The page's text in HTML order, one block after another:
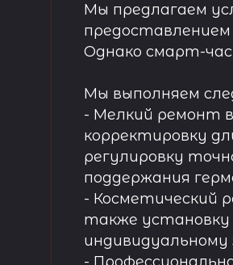
Мы предлагаем
Однако смарт-
Мы выполняем
- Мелкий ремонт
корректировку
регулировку
поддержания
- Косметический
также
индивидуальному